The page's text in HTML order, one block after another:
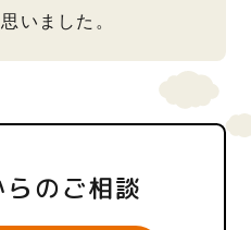
いました。
のご相談